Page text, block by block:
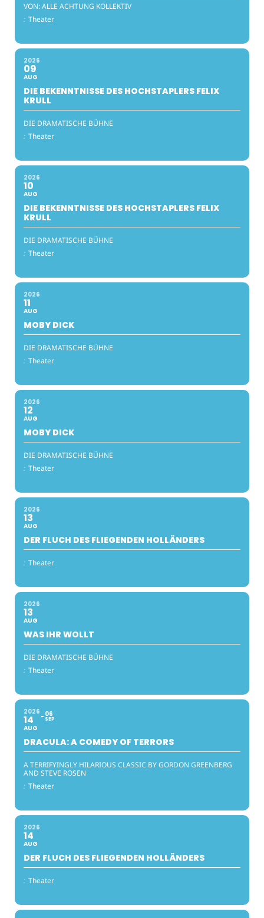
VON: ALLE ACHTUNG KOLLEKTIV
: Theater
2026
09
AUG
DIE BEKENNTNISSE DES HOCHSTAPLERS FELIX
KRULL
DIE DRAMATISCHE BÜHNE
: Theater
2026
10
AUG
DIE BEKENNTNISSE DES HOCHSTAPLERS FELIX
KRULL
DIE DRAMATISCHE BÜHNE
: Theater
2026
11
AUG
MOBY DICK
DIE DRAMATISCHE BÜHNE
: Theater
2026
12
AUG
MOBY DICK
DIE DRAMATISCHE BÜHNE
: Theater
2026
13
AUG
DER FLUCH DES FLIEGENDEN HOLLÄNDERS
: Theater
2026
13
AUG
WAS IHR WOLLT
DIE DRAMATISCHE BÜHNE
: Theater
2026
14
AUG
06
SEP
DRACULA: A COMEDY OF TERRORS
A TERRIFYINGLY HILARIOUS CLASSIC BY GORDON GREENBERG
AND STEVE ROSEN
: Theater
2026
14
AUG
DER FLUCH DES FLIEGENDEN HOLLÄNDERS
: Theater